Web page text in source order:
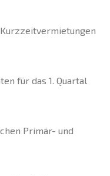
für das 1. Quartal
Primär- und